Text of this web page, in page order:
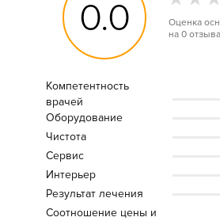
0.0
Оценка
на 0
Компетентность
врачей
Оборудование
Чистота
Сервис
Интерьер
Результат лечения
Соотношение цены и